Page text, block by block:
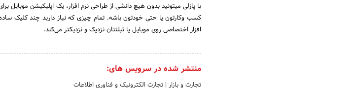
با پازلی میتونید بدون هیچ دانشی از طراحی نرم افزار، یک اپلیکیشن موبایل
کسب وکارتون یا حتی خودتون باشه. تمام چیزی که نیاز دارید چند کلیک
افزار اختصاصی روی موبایل یا تبلتتان نزدیک و نزدیکتر می‌کند.
منتشر شده در سرویس های:
تجارت و بازار | تجارت الکترونیک و فناوری اطلاعات